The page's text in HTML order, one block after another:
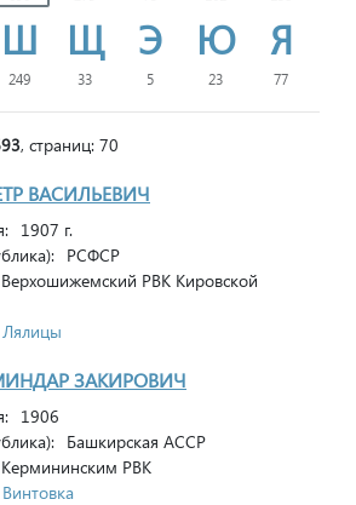
Ш
249
Щ
33
Э
5
Ю
23
Я
77
, страниц: 70
ВАСИЛЬЕВИЧ
1907 г.
РСФСР
Верхошижемский РВК Кировской
Лялицы
ЗАКИРОВИЧ
1906
Башкирская АССР
Кермининским РВК
Винтовка